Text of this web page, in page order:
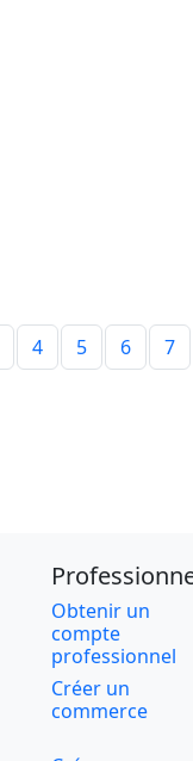
4 5 6 7
Obtenir un
compte
professionnel
Créer un
commerce